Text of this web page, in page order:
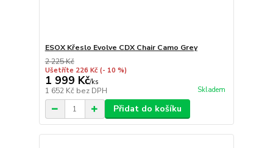
ESOX Křeslo Evolve CDX Chair Camo Grey
2 225 Kč
Ušetříte 226 Kč (- 10 %)
1 999 Kč/ks
1 652 Kč bez DPH Skladem
Přidat do košíku